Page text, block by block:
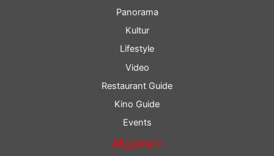
Panorama
Kultur
Lifestyle
Video
Restaurant Guide
Kino Guide
Events
Allgemein